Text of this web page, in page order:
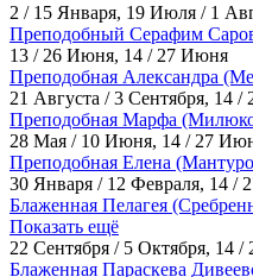
2 / 15 Января, 19 Июля / 1
Преподобный Серафим
13 / 26 Июня, 14 / 27 Июня
Преподобная Александра
21 Августа / 3 Сентября, 14
Преподобная Марфа
28 Мая / 10 Июня, 14 / 27
Преподобная Елена
30 Января / 12 Февраля, 14 /
Блаженная Пелагея
Показать ещё
22 Сентября / 5 Октября, 14
Блаженная Параскева